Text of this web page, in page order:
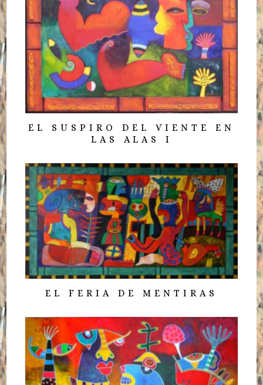
EL SUSPIRO DEL VIENTE EN
LAS ALAS I
EL FERIA DE MENTIRAS